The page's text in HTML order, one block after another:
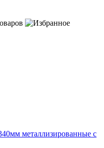
металлизированные с